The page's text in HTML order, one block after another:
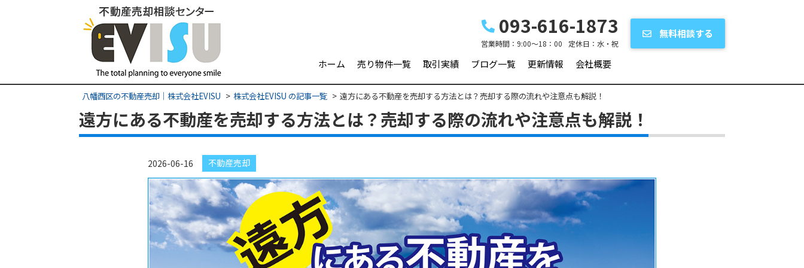
093-616-1873
営業時間： 9:00～18：00 定休日： 水・祝
無料相談する
ホーム 売り物件一覧 取引実績 ブログ一覧 更新情報 会社概要
八幡西区の不動産売却｜株式会社EVISU 株式会社EVISU の記事一覧 遠方にある不動産を売却する方法とは？売却する際の流れや注意点も解説！
遠方にある不動産を売却する方法とは？売却する際の流れや注意点も解説！
2026-06-16 不動産売却